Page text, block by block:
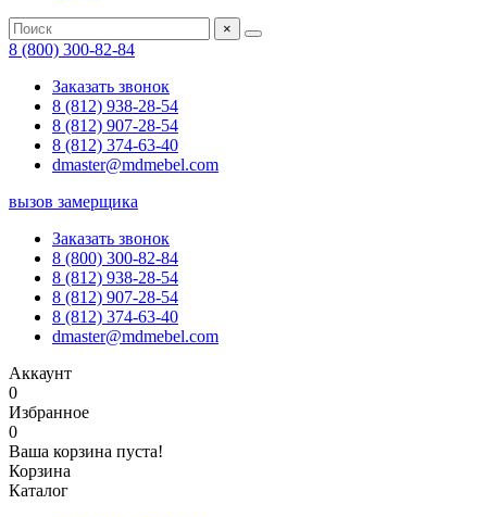
×
8 (800) 300-82-84
Заказать звонок
8 (812) 938-28-54
8 (812) 907-28-54
8 (812) 374-63-40
dmaster@mdmebel.com
вызов замерщика
Заказать звонок
8 (800) 300-82-84
8 (812) 938-28-54
8 (812) 907-28-54
8 (812) 374-63-40
dmaster@mdmebel.com
Аккаунт
0
Избранное
0
Ваша корзина пуста!
Корзина
Каталог